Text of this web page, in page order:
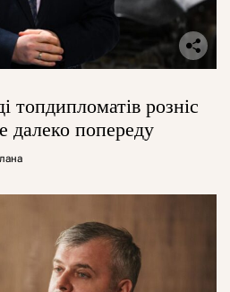
топдипломатів розніс
попереду